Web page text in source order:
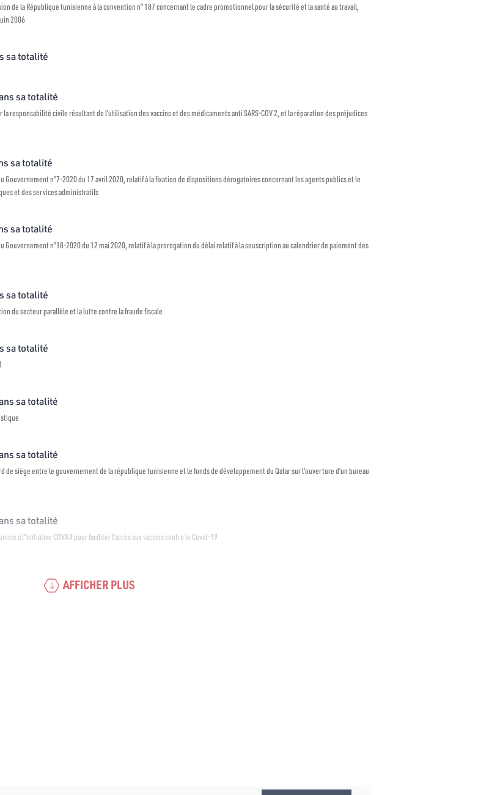
de la République tunisienne à la convention n° 187 concernant le cadre promotionnel pour la sécurité et la santé au travail,
2006
sa totalité
sa totalité
responsabilité civile résultant de l’utilisation des vaccins et des médicaments anti SARS-COV 2, et la réparation des préjudices
sa totalité
n°7-2020 du 17 avril 2020, relatif à la fixation de dispositions dérogatoires concernant les agents publics et le
et des services administratifs
sa totalité
n°18-2020 du 12 mai 2020, relatif à la prorogation du délai relatif à la souscription au calendrier de paiement des
sa totalité
du secteur parallèle et la lutte contre la fraude fiscale
sa totalité
sa totalité
sa totalité
de siège entre le gouvernement de la république tunisienne et le fonds de développement du Qatar sur l'ouverture d'un bureau
sa totalité
à l"initiative COVAX pour faciliter l'accès aux vaccins contre le Covid-19
AFFICHER PLUS